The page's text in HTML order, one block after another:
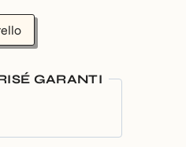
GARANTI